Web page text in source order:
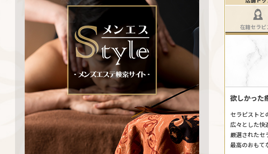
在籍セラピ
欲しかった
セラピストと
広々とした快
厳選されたセ
最高のおもて